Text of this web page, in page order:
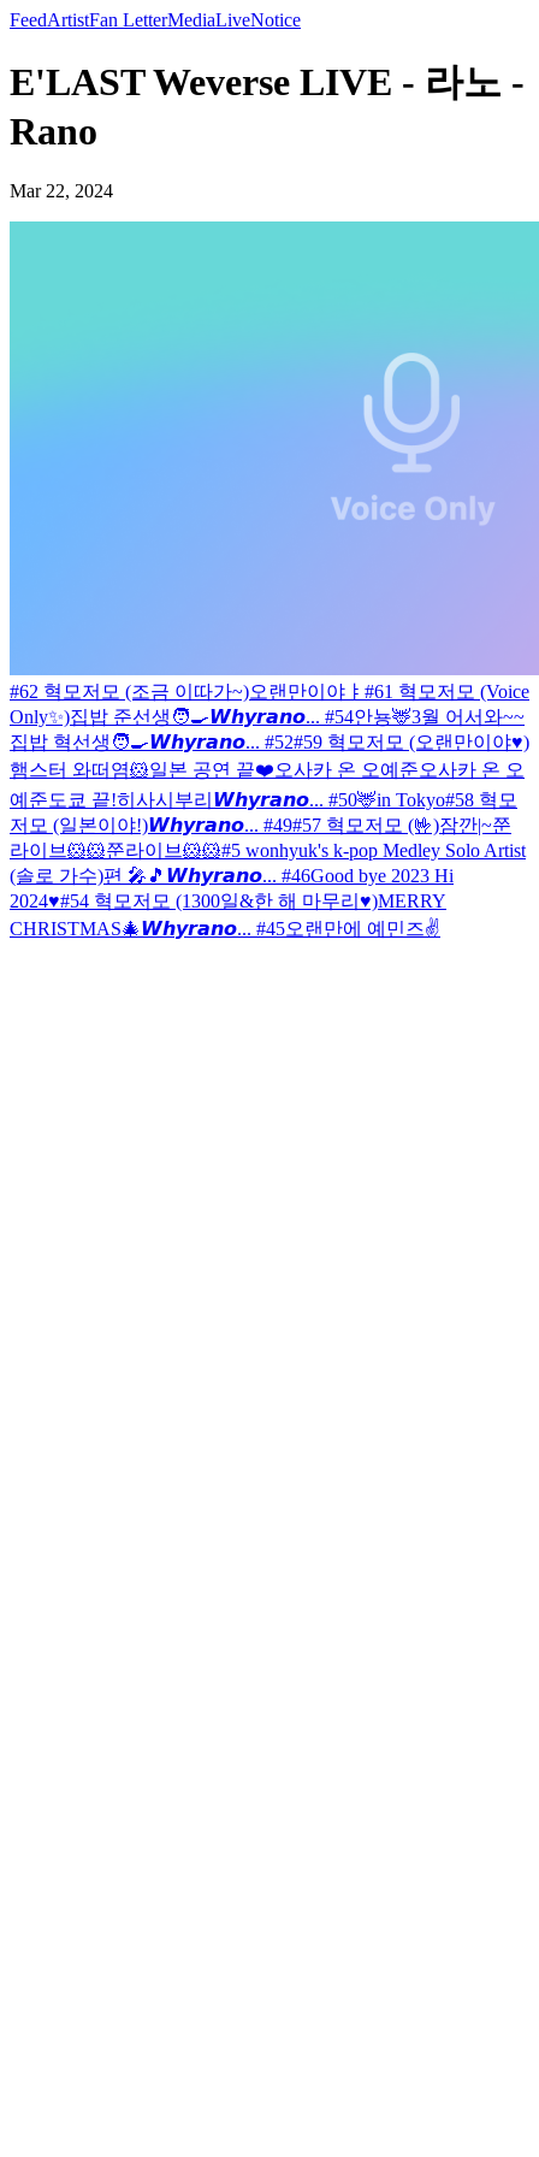
FeedArtistFan LetterMediaLiveNotice
E'LAST Weverse LIVE - 라노 -
Rano
Mar 22, 2024
#62 혁모저모 (조금 이따가~)오랜만이야ㅑ #61 혁모저모 (Voice
Only✨)집밥 준선생🧑‍🍳𝙒𝙝𝙮𝙧𝙖𝙣𝙤... #54안뇽🦌3월 어서와~~
집밥 혁선생🧑‍🍳𝙒𝙝𝙮𝙧𝙖𝙣𝙤... #52#59 혁모저모 (오랜만이야♥)
햄스터 와떠염🐹일본 공연 끝❤️오사카 온 오예준오사카 온 오
예준도쿄 끝!히사시부리 𝙒𝙝𝙮𝙧𝙖𝙣𝙤... #50🦌in Tokyo#58 혁모
저모 (일본이야!)𝙒𝙝𝙮𝙧𝙖𝙣𝙤... #49#57 혁모저모 (🤟)잠깐|~쭌
라이브🐹🐹쭌라이브🐹🐹#5 wonhyuk's k-pop Medley Solo Artist
(솔로 가수)편 🎤🎵 𝙒𝙝𝙮𝙧𝙖𝙣𝙤... #46Good bye 2023 Hi
2024♥#54 혁모저모 (1300일&한 해 마무리♥)MERRY
CHRISTMAS🎄𝙒𝙝𝙮𝙧𝙖𝙣𝙤... #45오랜만에 예민즈✌️